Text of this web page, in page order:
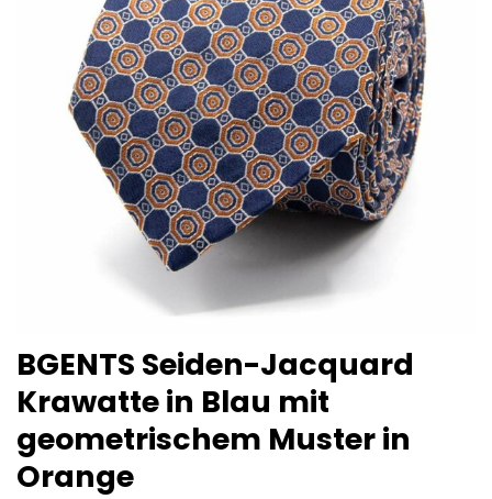
BGENTS Seiden-Jacquard
Krawatte in Blau mit
geometrischem Muster in
Orange